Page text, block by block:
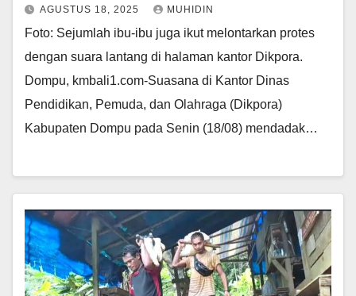
AGUSTUS 18, 2025 MUHIDIN
Foto: Sejumlah ibu-ibu juga ikut melontarkan protes
dengan suara lantang di halaman kantor Dikpora.
Dompu, kmbali1.com-Suasana di Kantor Dinas
Pendidikan, Pemuda, dan Olahraga (Dikpora)
Kabupaten Dompu pada Senin (18/08) mendadak…